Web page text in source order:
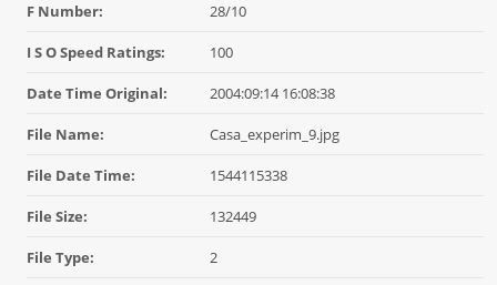
F Number: 28/10
I S O Speed Ratings: 100
Date Time Original: 2004:09:14 16:08:38
File Name: Casa_experim_9.jpg
File Date Time: 1544115338
File Size: 132449
File Type: 2